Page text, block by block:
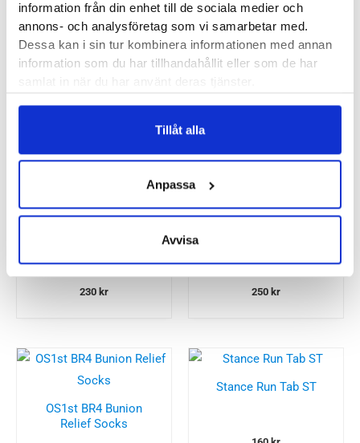
information från din enhet till de sociala medier och
annons- och analysföretag som vi samarbetar med.
Dessa kan i sin tur kombinera informationen med annan
information som du har tillhandahållit eller som de har
samlat in när du har använt deras tjänster.
Tillåt alla
Anpassa
Avvisa
Material: 94% Polyester, 4% Elastane, 2% Nylon
Recensioner
Besökta produkter
230 kr 250 kr
OS1st BR4 Bunion
Relief Socks
Stance Run Tab ST